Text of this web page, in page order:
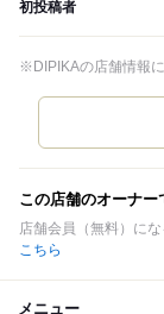
初投稿者
※DIPIKAの店舗情報
この店舗のオーナー
店舗会員（無料）に
こちら
メニュー